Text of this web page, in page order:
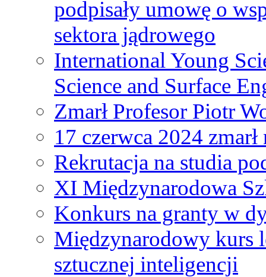
podpisały umowę o
sektora jądrowego
International Young
Science and Surface
Zmarł Profesor Piotr
17 czerwca 2024
Rekrutacja na studia
XI Międzynarodowa
Konkurs na granty w
Międzynarodowy kurs
sztucznej inteligencji